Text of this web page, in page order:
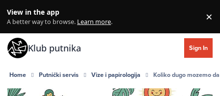
View in the app
A better way to browse. Learn more. ×
Klub putnika Sign In
Home Putnički servis Vize i papirologija Koliko dugo mozemo